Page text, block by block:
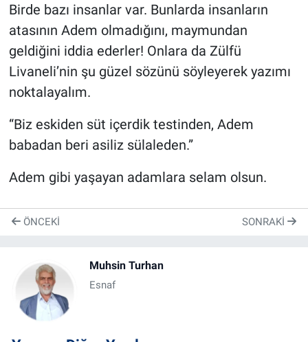
Birde bazı insanlar var. Bunlarda insanların
atasının Adem olmadığını, maymundan
geldiğini iddia ederler! Onlara da Zülfü
Livaneli’nin şu güzel sözünü söyleyerek yazımı
noktalayalım.
“Biz eskiden süt içerdik testinden, Adem
babadan beri asiliz sülaleden.”
Adem gibi yaşayan adamlara selam olsun.
ÖNCEKI SONRAKI
Muhsin Turhan
Esnaf